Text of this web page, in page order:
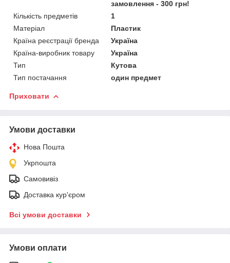
замовлення - 300 грн!
Кількість предметів
1
Матеріал
Пластик
Країна реєстрації бренда
Україна
Країна-виробник товару
Україна
Тип
Кутова
Тип постачання
один предмет
Приховати
Умови доставки
Нова Пошта
Укрпошта
Самовивіз
Доставка кур'єром
Всі умови доставки
Умови оплати